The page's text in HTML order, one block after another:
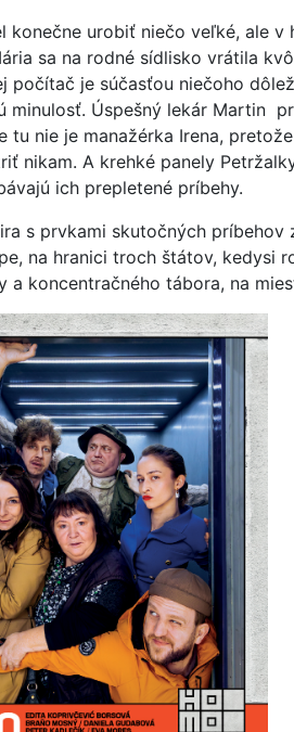
konečne urobiť niečo veľké, ale
sa na rodné sídlisko vrátila
počítač je súčasťou niečoho
minulosť. Úspešný lekár Martin
tu nie je manažérka Irena,
nikam. A krehké panely
ich prepletené príbehy.
s prvkami skutočných
na hranici troch štátov, kedysi
a koncentračného tábora, na